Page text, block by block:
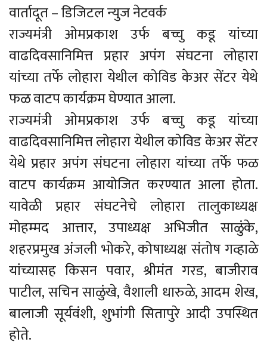
वार्तादूत – डिजिटल न्युज नेटवर्क
राज्यमंत्री ओमप्रकाश उर्फ बच्चु कडू यांच्या
वाढदिवसानिमित्त प्रहार अपंग संघटना लोहारा
यांच्या तर्फे लोहारा येथील कोविड केअर सेंटर येथे
फळ वाटप कार्यक्रम घेण्यात आला.
राज्यमंत्री ओमप्रकाश उर्फ बच्चु कडू यांच्या
वाढदिवसानिमित्त लोहारा येथील कोविड केअर सेंटर
येथे प्रहार अपंग संघटना लोहारा यांच्या तर्फे फळ
वाटप कार्यक्रम आयोजित करण्यात आला होता.
यावेळी प्रहार संघटनेचे लोहारा तालुकाध्यक्ष
मोहम्मद आत्तार, उपाध्यक्ष अभिजीत साळुंके,
शहरप्रमुख अंजली भोकरे, कोषाध्यक्ष संतोष गव्हाळे
यांच्यासह किसन पवार, श्रीमंत गरड, बाजीराव
पाटील, सचिन साळुंखे, वैशाली धारुळे, आदम शेख,
बालाजी सूर्यवंशी, शुभांगी सितापुरे आदी उपस्थित
होते.